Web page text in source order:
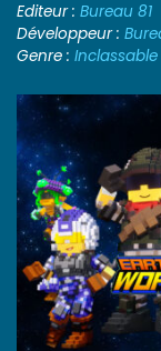
Editeur : Bureau 81
Développeur :
Genre : Inclassable